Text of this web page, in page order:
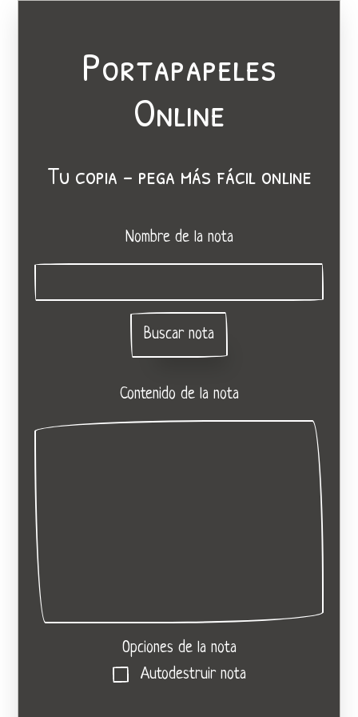
Portapapeles
Online
Tu copia - pega más fácil online
Nombre de la nota
Buscar nota
Contenido de la nota
Opciones de la nota
Autodestruir nota